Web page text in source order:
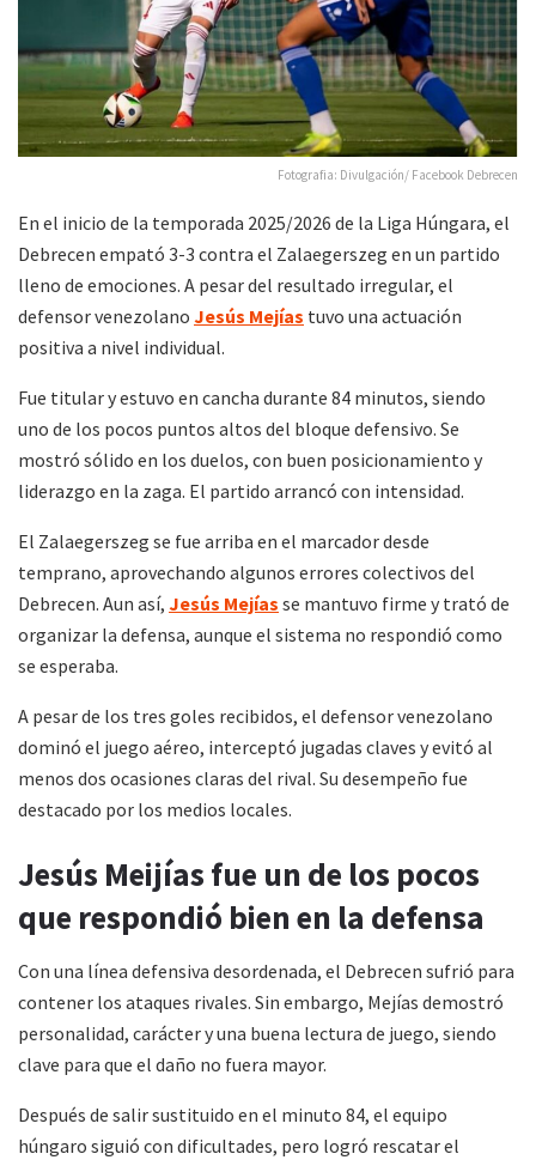
Fotografia: Divulgación/ Facebook Debrecen
En el inicio de la temporada 2025/2026 de la Liga Húngara, el
Debrecen empató 3-3 contra el Zalaegerszeg en un partido
lleno de emociones. A pesar del resultado irregular, el
defensor venezolano Jesús Mejías tuvo una actuación
positiva a nivel individual.
Fue titular y estuvo en cancha durante 84 minutos, siendo
uno de los pocos puntos altos del bloque defensivo. Se
mostró sólido en los duelos, con buen posicionamiento y
liderazgo en la zaga. El partido arrancó con intensidad.
El Zalaegerszeg se fue arriba en el marcador desde
temprano, aprovechando algunos errores colectivos del
Debrecen. Aun así, Jesús Mejías se mantuvo firme y trató de
organizar la defensa, aunque el sistema no respondió como
se esperaba.
A pesar de los tres goles recibidos, el defensor venezolano
dominó el juego aéreo, interceptó jugadas claves y evitó al
menos dos ocasiones claras del rival. Su desempeño fue
destacado por los medios locales.
Jesús Meijías fue un de los pocos
que respondió bien en la defensa
Con una línea defensiva desordenada, el Debrecen sufrió para
contener los ataques rivales. Sin embargo, Mejías demostró
personalidad, carácter y una buena lectura de juego, siendo
clave para que el daño no fuera mayor.
Después de salir sustituido en el minuto 84, el equipo
húngaro siguió con dificultades, pero logró rescatar el